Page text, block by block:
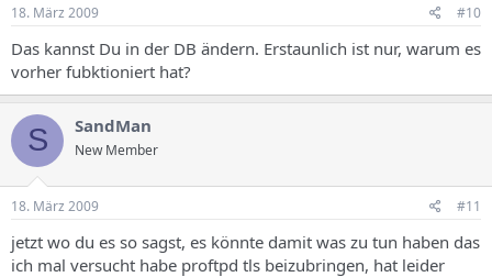
18. März 2009 #10
Das kannst Du in der DB ändern. Erstaunlich ist nur, warum es
vorher fubktioniert hat?
S SandMan
New Member
18. März 2009 #11
jetzt wo du es so sagst, es könnte damit was zu tun haben das
ich mal versucht habe proftpd tls beizubringen, hat leider